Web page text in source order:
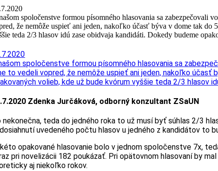
spoločenstve formou písomného hlasovania sa zabezpečovali
že nemôže uspieť ani jeden, nakoľko účasť býva v dome tak do
teda 2/3 hlasov idú zase obidvaja kandidáti. Dokedy budeme
spoločenstve formou písomného hlasovania sa
to vedeli vopred, že nemôže uspieť ani jeden, nakoľko účasť
volieb, kde už bude kvórum vyššie teda 2/3 hlasov
Zdenka Jurčáková, odborný konzultant ZSaUN
nekonečna, teda do jedného roka to už musí byť súhlas 2/3
uvedeného počtu hlasov u jedného z kandidátov to
opakované hlasovanie bolo v jednom spoločenstve 7x,
pri novelizácii 182 poukázať. Pri opätovnom hlasovaní by
aj niekoľko rokov.